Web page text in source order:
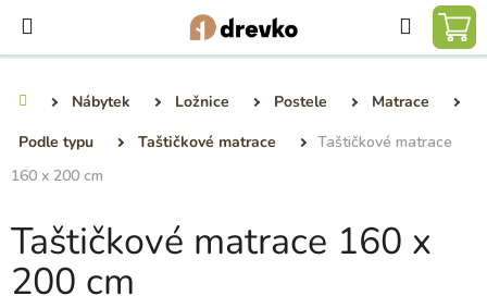
obsah
Hledat
Nábytek Ložnice Postele
Matrace
Podle typu
Taštičkové matrace
Taštičkové matrace
160 x 200 cm
Taštičkové matrace 160 x
200 cm